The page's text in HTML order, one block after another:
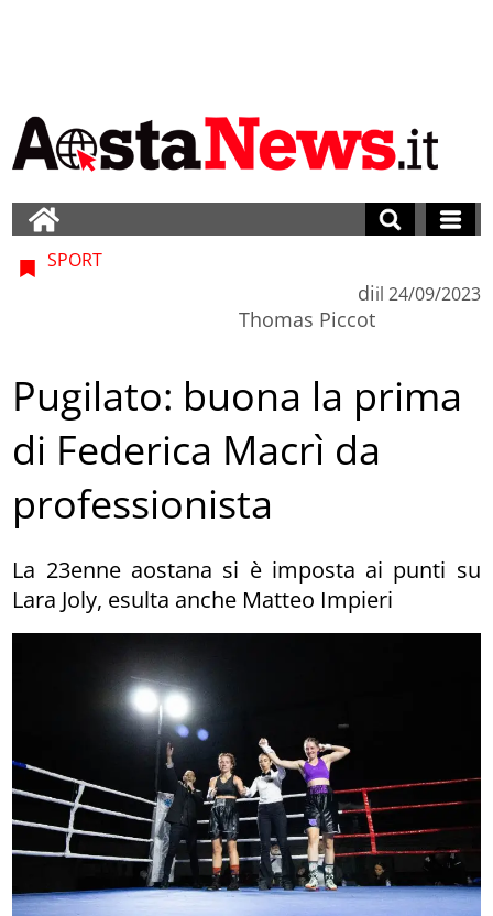
SPORT
di
Thomas Piccot
il 24/09/2023
Pugilato: buona la prima
di Federica Macrì da
professionista
La 23enne aostana si è imposta ai punti su
Lara Joly, esulta anche Matteo Impieri